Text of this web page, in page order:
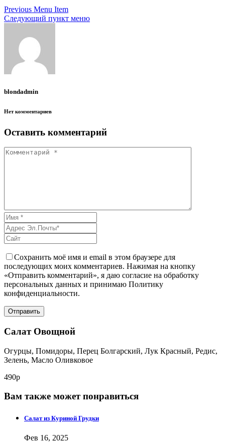
Previous Menu Item
Следующий пункт меню
blondadmin
Нет комментариев
Оставить комментарий
Сохранить моё имя и email в этом браузере для
последующих моих комментариев. Нажимая на кнопку
«Отправить комментарий», я даю согласие на обработку
персональных данных и принимаю Политику
конфиденциальности.
Салат Овощной
Огурцы, Помидоры, Перец Болгарский, Лук Красный, Редис,
Зелень, Масло Оливковое
490р
Вам также может понравиться
Салат из Куриной Грудки
Фев 16, 2025